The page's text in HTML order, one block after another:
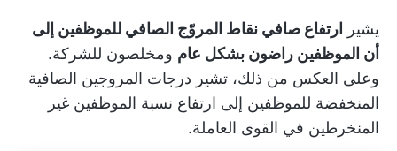
يشير
ارتفاع صافي نقاط المروّج الصافي للموظفين إلى
أن الموظفين راضون بشكل عام ومخلصون للشركة.
وعلى العكس من ذلك، تشير درجات المروجين الصافية
المنخفضة للموظفين إلى ارتفاع نسبة الموظفين غير
المنخرطين في القوى العاملة.